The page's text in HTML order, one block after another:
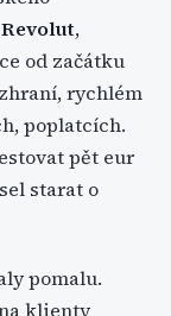
Revolut,
od začátku
rychlém
poplatcích.
pět eur
starat o
pomalu.
klienty